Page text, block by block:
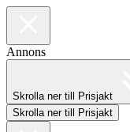
Annons
Skrolla ner till Prisjakt
Skrolla ner till Prisjakt